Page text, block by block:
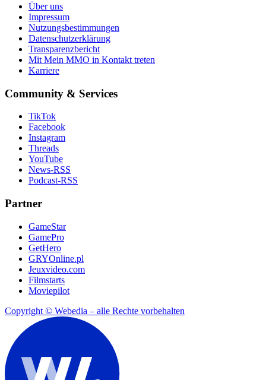
Über uns
Impressum
Nutzungsbestimmungen
Datenschutzerklärung
Transparenzbericht
Mit Mein MMO in Kontakt treten
Karriere
Community & Services
TikTok
Facebook
Instagram
Threads
YouTube
News-RSS
Podcast-RSS
Partner
GameStar
GamePro
GetHero
GRYOnline.pl
Jeuxvideo.com
Filmstarts
Moviepilot
Copyright © Webedia – alle Rechte vorbehalten